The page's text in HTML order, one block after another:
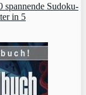
spannende Sudoku-
in 5